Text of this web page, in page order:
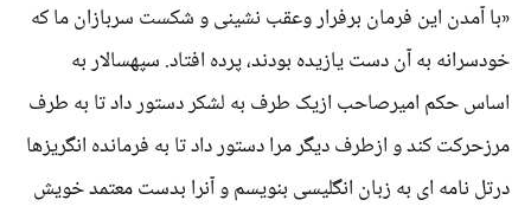
«با آمدن این فرمان برفرار وعقب نشینی و شکست سربازان ما که
خودسرانه به آن دست یازیده بودند، پرده افتاد. سپهسالار به
اساس حکم امیرصاحب ازیک طرف به لشکر دستور داد تا به طرف
مرزحرکت کند و ازطرف دیگر مرا دستور داد تا به فرمانده انگریزها
درتل نامه ای به زبان انگلیسی بنویسم و آنرا بدست معتمد خویش